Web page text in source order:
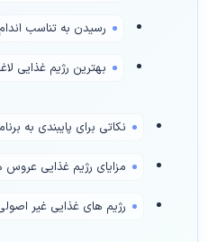
رسیدن به تناسب
بهترین رژیم غذایی
نکاتی برای پایبندی به
مزایای رژیم غذایی عروس
رژیم های غذایی غیر